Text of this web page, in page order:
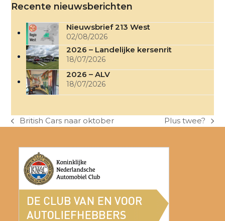
Recente nieuwsberichten
Nieuwsbrief 213 West
02/08/2026
2026 – Landelijke kersenrit
18/07/2026
2026 – ALV
18/07/2026
previous
British Cars naar oktober
next
Plus twee?